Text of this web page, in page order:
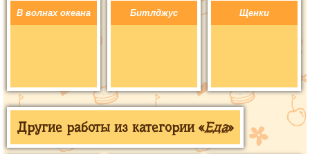
В волнах океана Битлджус Щенки
Другие работы из категории «Еда»